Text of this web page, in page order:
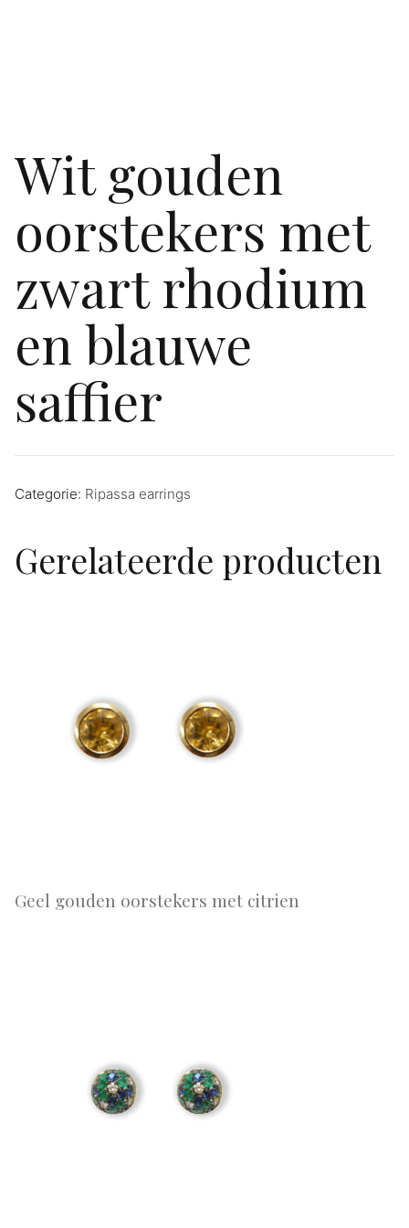
Wit gouden
oorstekers met
zwart rhodium
en blauwe
saffier
Categorie: Ripassa earrings
Gerelateerde producten
Geel gouden oorstekers met citrien